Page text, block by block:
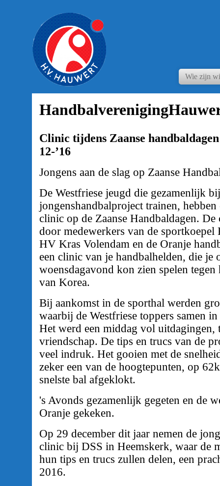
Wie zijn
Clinic tijdens Zaanse
12-’16
Jongens aan de slag op Zaanse
De Westfriese jeugd die gezamenlijk
jongenshandbalproject trainen, hebben
clinic op de Zaanse Handbaldagen.
door medewerkers van de sportkoepel
HV Kras Volendam en de Oranje
een clinic van je handbalhelden, die je
woensdagavond kon zien spelen tegen
van Korea.
Bij aankomst in de sporthal werden
waarbij de Westfriese toppers samen
Het werd een middag vol uitdagingen,
vriendschap. De tips en trucs van de
veel indruk. Het gooien met de
zeker een van de hoogtepunten, op
snelste bal afgeklokt.
's Avonds gezamenlijk gegeten en de
Oranje gekeken.
Op 29 december dit jaar nemen de
clinic bij DSS in Heemskerk, waar de
hun tips en trucs zullen delen, een
2016.